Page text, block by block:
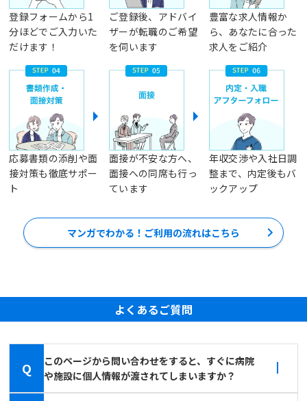
登録フォームから1
分ほどでご入力いた
だけます！
ご登録後、アドバイ
ザーが転職のご希望
を伺います
豊富な求人情報か
ら、あなたに合った
求人をご紹介
応募書類の添削や面
接対策も徹底サポー
ト
面接が不安な方へ、
面接への同席も行っ
ています
年収交渉や入社日調
整まで、内定後もバ
ックアップ
マンガでわかる！ご利用の流れはこちら
よくあるご質問
Q
このページから問い合わせをすると、すぐに病院
や施設に個人情報が渡されてしまいますか？